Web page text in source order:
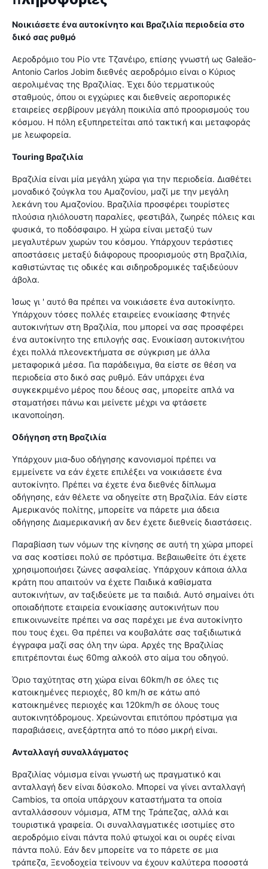
Νοικιάσετε ένα αυτοκίνητο και Βραζιλία περιοδεία στο
δικό σας ρυθμό
Αεροδρόμιο του Ρίο ντε Τζανέιρο, επίσης γνωστή ως Galeäo-
Antonio Carlos Jobim διεθνές αεροδρόμιο είναι ο Κύριος
αερολιμένας της Βραζιλίας. Έχει δύο τερματικούς
σταθμούς, όπου οι εγχώριες και διεθνείς αεροπορικές
εταιρείες σερβίρουν μεγάλη ποικιλία από προορισμούς του
κόσμου. Η πόλη εξυπηρετείται από τακτική και μεταφοράς
με λεωφορεία.
Touring Βραζιλία
Βραζιλία είναι μία μεγάλη χώρα για την περιοδεία. Διαθέτει
μοναδικό ζούγκλα του Αμαζονίου, μαζί με την μεγάλη
λεκάνη του Αμαζονίου. Βραζιλία προσφέρει τουρίστες
πλούσια ηλιόλουστη παραλίες, φεστιβάλ, ζωηρές πόλεις και
φυσικά, το ποδόσφαιρο. Η χώρα είναι μεταξύ των
μεγαλυτέρων χωρών του κόσμου. Υπάρχουν τεράστιες
αποστάσεις μεταξύ διάφορους προορισμούς στη Βραζιλία,
καθιστώντας τις οδικές και σιδηροδρομικές ταξιδεύουν
άβολα.
Ίσως γι ' αυτό θα πρέπει να νοικιάσετε ένα αυτοκίνητο.
Υπάρχουν τόσες πολλές εταιρείες ενοικίασης Φτηνές
αυτοκινήτων στη Βραζιλία, που μπορεί να σας προσφέρει
ένα αυτοκίνητο της επιλογής σας. Ενοικίαση αυτοκινήτου
έχει πολλά πλεονεκτήματα σε σύγκριση με άλλα
μεταφορικά μέσα. Για παράδειγμα, θα είστε σε θέση να
περιοδεία στο δικό σας ρυθμό. Εάν υπάρχει ένα
συγκεκριμένο μέρος που δέους σας, μπορείτε απλά να
σταματήσει πάνω και μείνετε μέχρι να φτάσετε
ικανοποίηση.
Οδήγηση στη Βραζιλία
Υπάρχουν μια-δυο οδήγησης κανονισμοί πρέπει να
εμμείνετε να εάν έχετε επιλέξει να νοικιάσετε ένα
αυτοκίνητο. Πρέπει να έχετε ένα διεθνές δίπλωμα
οδήγησης, εάν θέλετε να οδηγείτε στη Βραζιλία. Εάν είστε
Αμερικανός πολίτης, μπορείτε να πάρετε μια άδεια
οδήγησης Διαμερικανική αν δεν έχετε διεθνείς διαστάσεις.
Παραβίαση των νόμων της κίνησης σε αυτή τη χώρα μπορεί
να σας κοστίσει πολύ σε πρόστιμα. Βεβαιωθείτε ότι έχετε
χρησιμοποιήσει ζώνες ασφαλείας. Υπάρχουν κάποια άλλα
κράτη που απαιτούν να έχετε Παιδικά καθίσματα
αυτοκινήτων, αν ταξιδεύετε με τα παιδιά. Αυτό σημαίνει ότι
οποιαδήποτε εταιρεία ενοικίασης αυτοκινήτων που
επικοινωνείτε πρέπει να σας παρέχει με ένα αυτοκίνητο
που τους έχει. Θα πρέπει να κουβαλάτε σας ταξιδιωτικά
έγγραφα μαζί σας όλη την ώρα. Αρχές της Βραζιλίας
επιτρέπονται έως 60mg αλκοόλ στο αίμα του οδηγού.
Όριο ταχύτητας στη χώρα είναι 60km/h σε όλες τις
κατοικημένες περιοχές, 80 km/h σε κάτω από
κατοικημένες περιοχές και 120km/h σε όλους τους
αυτοκινητόδρομους. Χρεώνονται επιτόπου πρόστιμα για
παραβιάσεις, ανεξάρτητα από το πόσο μικρή είναι.
Ανταλλαγή συναλλάγματος
Βραζιλίας νόμισμα είναι γνωστή ως πραγματικό και
ανταλλαγή δεν είναι δύσκολο. Μπορεί να γίνει ανταλλαγή
Cambios, τα οποία υπάρχουν καταστήματα τα οποία
ανταλλάσσουν νόμισμα, ΑΤΜ της Τράπεζας, αλλά και
τουριστικά γραφεία. Οι συναλλαγματικές ισοτιμίες στο
αεροδρόμιο είναι πάντα πολύ φτωχοί και οι ουρές είναι
πάντα πολύ. Εάν δεν μπορείτε να το πάρετε σε μια
τράπεζα, Ξενοδοχεία τείνουν να έχουν καλύτερα ποσοστά